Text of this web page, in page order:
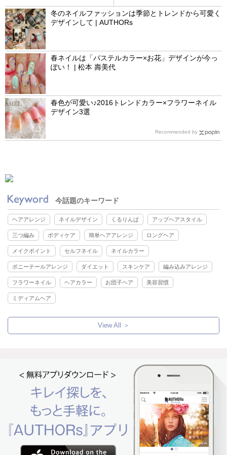
冬のネイルファッションは季節とトレンドから可愛く
デザインして | AUTHORs
春ネイルは「パステルカラー×お花」デザインが今っ
ぽい！ | 松本 壽美代
春色が可愛い♪2016トレンドカラー×フラワーネイル
デザイン3選
Recommended by
今話題のキーワード
ヘアアレンジ ネイルデザイン くるりんぱ アップヘアスタイル
三つ編み ボディケア 簡単ヘアアレンジ ロングヘア
メイクポイント セルフネイル ネイルカラー
ポニーテールアレンジ ダイエット スキンケア 編み込みアレンジ
フラワーネイル ヘアカラー お団子ヘア 美容習慣
ミディアムヘア
View All ＞